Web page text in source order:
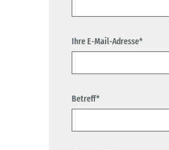
Ihre E-Mail-Adresse*
Betreff*